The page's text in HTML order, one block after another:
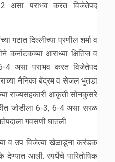
असा पराभव करत विजेतेपद
गटात दिल्लीच्या प्रणील शर्मा व
कर्नाटकच्या आराध्या क्षितिज व
4 असा पराभव करत विजेतेपद
नैनिका बेंद्रम व सेजल भुतडा
राज्यसहकारी आकृती सोनकुसरे
जोडीला 6-3, 6-4 असा सरळ
गवसणी घातली.
व उप विजेत्या खेळाडूंना करंडक
देण्यात आली. स्पर्धेचे पारितोषिक